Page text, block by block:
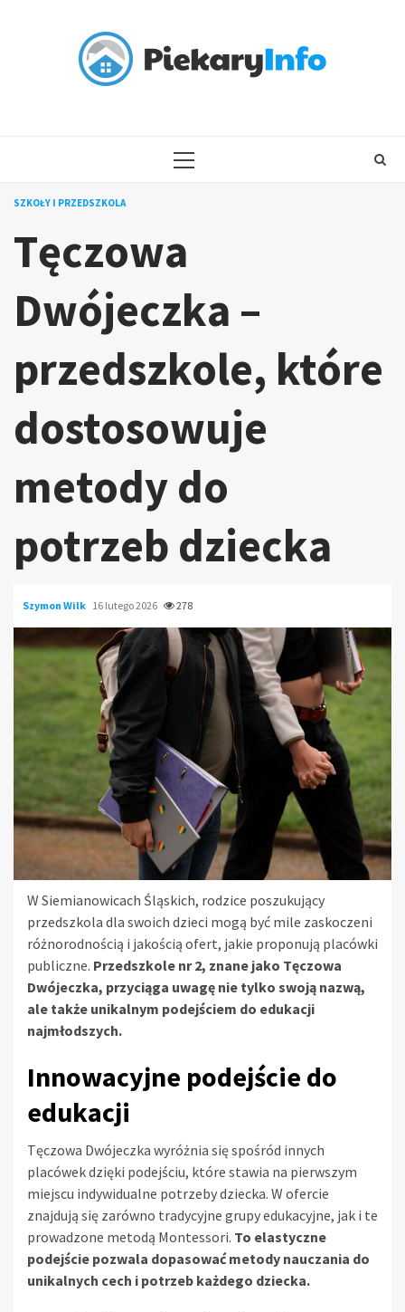
PRIMARY
SZKOŁY I PRZEDSZKOLA
Tęczowa
Dwójeczka –
przedszkole, które
dostosowuje
metody do
potrzeb dziecka
Szymon Wilk 16 lutego 2026 278
W Siemianowicach Śląskich, rodzice poszukujący
przedszkola dla swoich dzieci mogą być mile zaskoczeni
różnorodnością i jakością ofert, jakie proponują placówki
publiczne. Przedszkole nr 2, znane jako Tęczowa
Dwójeczka, przyciąga uwagę nie tylko swoją nazwą,
ale także unikalnym podejściem do edukacji
najmłodszych.
Innowacyjne podejście do
edukacji
Tęczowa Dwójeczka wyróżnia się spośród innych
placówek dzięki podejściu, które stawia na pierwszym
miejscu indywidualne potrzeby dziecka. W ofercie
znajdują się zarówno tradycyjne grupy edukacyjne, jak i te
prowadzone metodą Montessori. To elastyczne
podejście pozwala dopasować metody nauczania do
unikalnych cech i potrzeb każdego dziecka.